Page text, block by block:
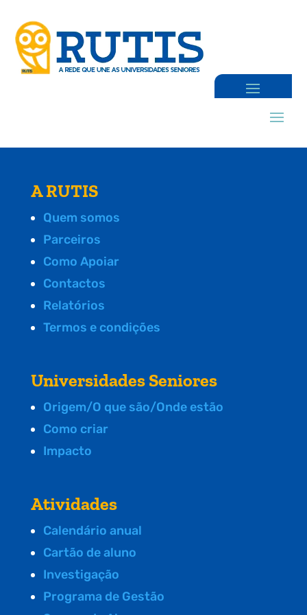
A RUTIS
Quem somos
Parceiros
Como Apoiar
Contactos
Relatórios
Termos e condições
Universidades Seniores
Origem/O que são/Onde estão
Como criar
Impacto
Atividades
Calendário anual
Cartão de aluno
Investigação
Programa de Gestão